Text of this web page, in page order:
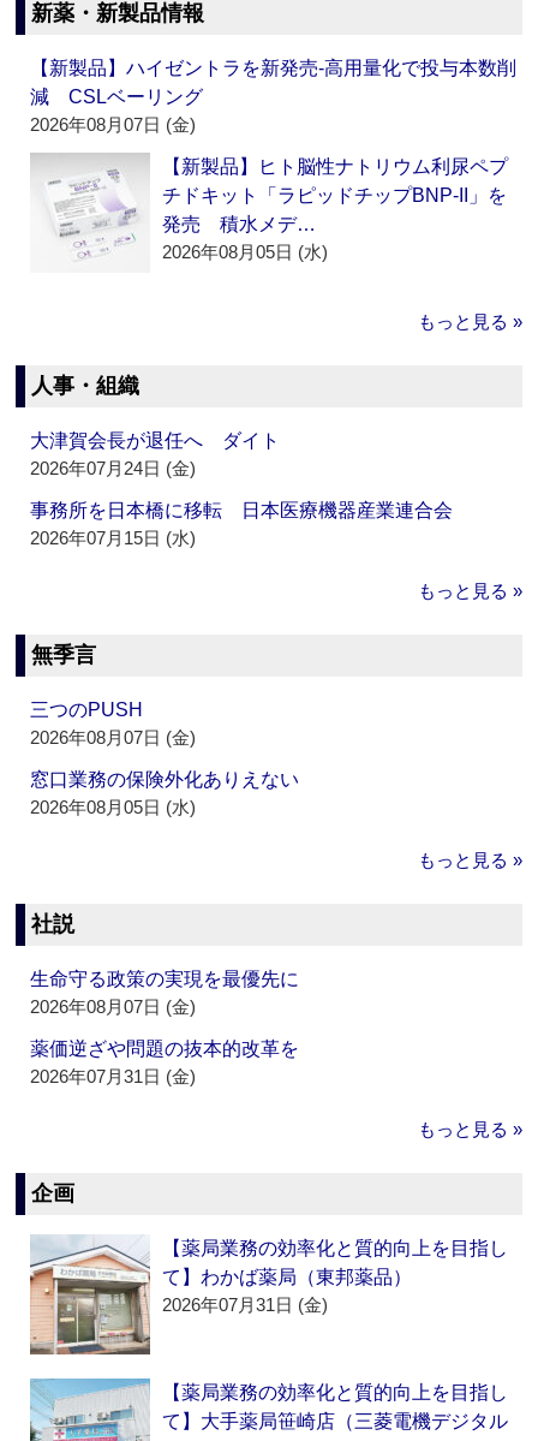
新薬・新製品情報
【新製品】ハイゼントラを新発売‐高用量化で投与本数削
減 CSLベーリング
2026年08月07日 (金)
【新製品】ヒト脳性ナトリウム利尿ペプ
チドキット「ラピッドチップBNP-II」を
発売 積水メデ…
2026年08月05日 (水)
もっと見る »
人事・組織
大津賀会長が退任へ ダイト
2026年07月24日 (金)
事務所を日本橋に移転 日本医療機器産業連合会
2026年07月15日 (水)
もっと見る »
無季言
三つのPUSH
2026年08月07日 (金)
窓口業務の保険外化ありえない
2026年08月05日 (水)
もっと見る »
社説
生命守る政策の実現を最優先に
2026年08月07日 (金)
薬価逆ざや問題の抜本的改革を
2026年07月31日 (金)
もっと見る »
企画
【薬局業務の効率化と質的向上を目指し
て】わかば薬局（東邦薬品）
2026年07月31日 (金)
【薬局業務の効率化と質的向上を目指し
て】大手薬局笹崎店（三菱電機デジタル